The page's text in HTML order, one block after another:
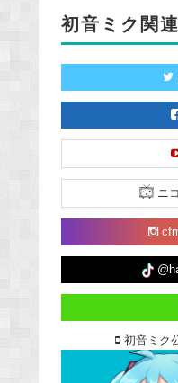
初音ミク関
ニ
初音ミク